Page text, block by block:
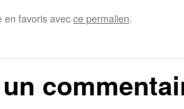
en favoris avecce permalien.